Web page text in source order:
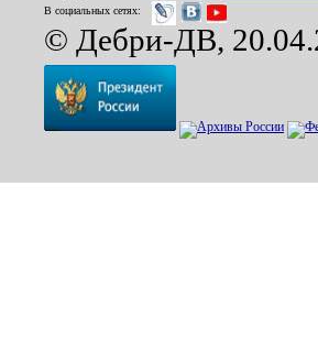
В социальных сетях:
© Дебри-ДВ,